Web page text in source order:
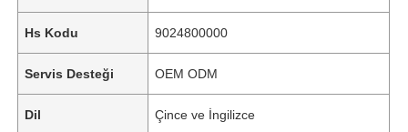
Hs Kodu 9024800000
Servis Desteği OEM ODM
Dil Çince ve İngilizce